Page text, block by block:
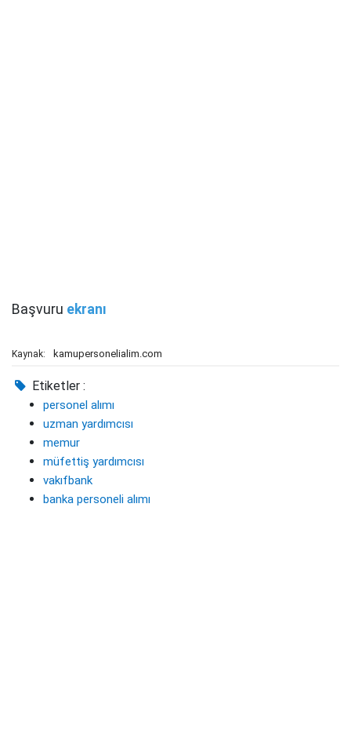
Başvuru ekranı
Kaynak: kamupersonelialim.com
Etiketler :
personel alımı
uzman yardımcısı
memur
müfettiş yardımcısı
vakıfbank
banka personeli alımı